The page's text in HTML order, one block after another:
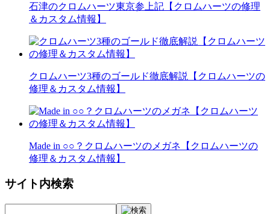
石津のクロムハーツ東京参上記【クロムハーツの修理
＆カスタム情報】
クロムハーツ3種のゴールド徹底解説【クロムハーツの
修理＆カスタム情報】
Made in ○○？クロムハーツのメガネ【クロムハーツの
修理＆カスタム情報】
サイト内検索